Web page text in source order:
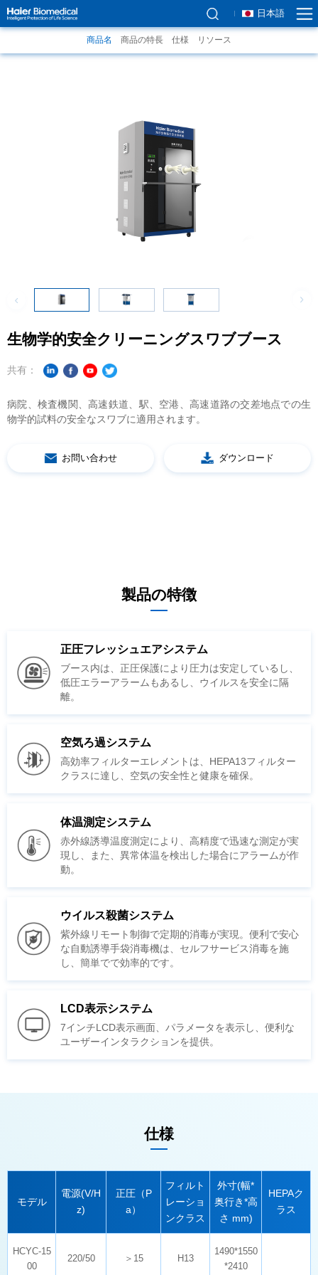
日本語
商品名 商品の特長 仕様 リソース
生物学的安全クリーニングスワブブース
共有：
物学的試料の安全なスワブに適用されます。
お問い合わせ ダウンロード
製品の特徴
正圧フレッシュエアシステム
離。
空気ろ過システム
クラスに達し、空気の安全性と健康を確保。
体温測定システム
動。
ウイルス殺菌システム
し、簡単でで効率的です。
LCD表示システム
ユーザーインタラクションを提供。
仕様
モデル
z) a）
ンクラス さ mm)
ラス
00
220/50 ＞15 H13
*2410